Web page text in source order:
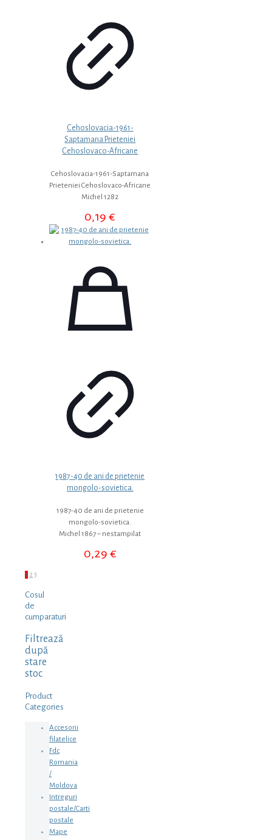
Cehoslovacia-1961-
Saptamana Prieteniei
Cehoslovaco-Africane
Cehoslovacia-1961-Saptamana
Prieteniei Cehoslovaco-Africane
Michel 1282
0,19€
1987-40 de ani de prietenie
mongolo-sovietica.
1987-40 de ani de prietenie
mongolo-sovietica.
Michel 1867 – nestampilat
0,29 €
1 23
Cosul
de
cumparaturi
Filtrează
după
stare
stoc
Product
Categories
Accesorii
filatelice
Fdc
Romania
/
Moldova
Intreguri
postale/Carti
postale
Mape